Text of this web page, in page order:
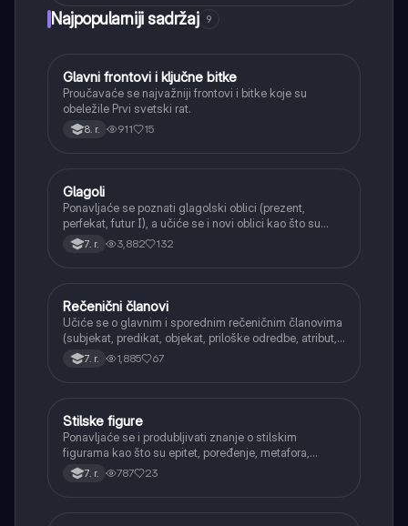
Najpopularniji sadržaj 9
Istorija
Glavni frontovi i ključne bitke
Proučavaće se najvažniji frontovi i bitke koje su
obeležile Prvi svetski rat.
8. r. 911 15
Srpski jezik
Glagoli
Ponavljaće se poznati glagolski oblici (prezent,
perfekat, futur I), a učiće se i novi oblici kao što su
aorist, imperfekat, pluskvamperfekat, futur II, kao i
glagolski prilozi i pridevi.
7. r. 3,882 132
Srpski jezik
Rečenični članovi
Učiće se o glavnim i sporednim rečeničnim članovima
(subjekat, predikat, objekat, priloške odredbe, atribut,
apozicija) i njihovoj funkciji.
7. r. 1,885 67
Srpski jezik
Stilske figure
Ponavljaće se i produbljivati znanje o stilskim
figurama kao što su epitet, poređenje, metafora,
personifikacija, hiperbola, onomatopeja, aliteracija i
asonanca, razumevajući njihovu ulogu u tekstu.
7. r. 787 23